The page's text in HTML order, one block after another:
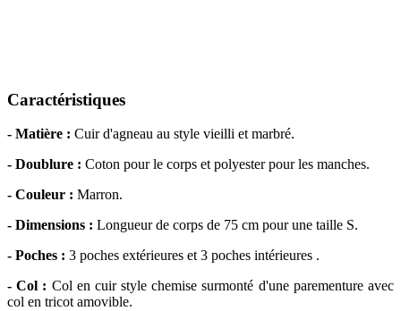
Caractéristiques
- Matière : Cuir d'agneau au style vieilli et marbré.
- Doublure : Coton pour le corps et polyester pour les manches.
- Couleur : Marron.
- Dimensions : Longueur de corps de 75 cm pour une taille S.
- Poches : 3 poches extérieures et 3 poches intérieures .
- Col : Col en cuir style chemise surmonté d'une parementure avec
col en tricot amovible.